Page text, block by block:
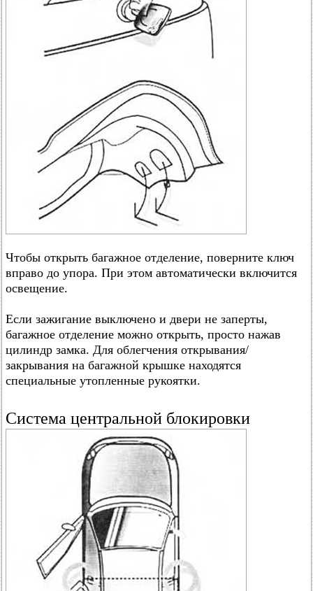
Чтобы открыть багажное отделение, поверните ключ
вправо до упора. При этом автоматически включится
освещение.
Если зажигание выключено и двери не заперты,
багажное отделение можно открыть, просто нажав
цилиндр замка. Для облегчения открывания/
закрывания на багажной крышке находятся
специальные утопленные рукоятки.
Система центральной блокировки